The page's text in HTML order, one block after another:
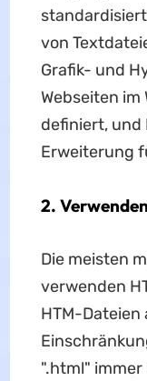
von
Grafik- und
Webseiten im
definiert, und
Erweiterung
2. Verwenden
Die meisten
verwenden
HTM-
".html"